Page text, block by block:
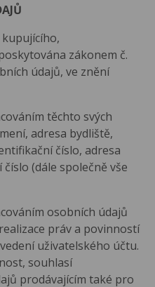
kupujícího,
zákonem č.
údajů, ve znění
těchto svých
adresa bydliště,
číslo, adresa
(dále společně vše
osobních údajů
práv a povinností
uživatelského účtu.
souhlasí
prodávajícím také pro